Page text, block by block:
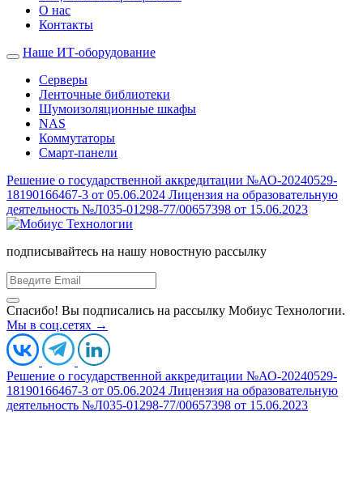
О нас
Контакты
Наше ИТ-оборудование
Серверы
Ленточные библиотеки
Шумоизоляционные шкафы
NAS
Коммутаторы
Смарт-панели
Решение о государственной аккредитации №АО-20240529-
18190166467-3 от 05.06.2024 Лицензия на образовательную
деятельность №Л035-01298-77/00657398 от 15.06.2023
подписывайтесь на нашу новостную рассылку
Спасибо! Вы подписались на рассылку Мобиус Технологии.
Мы в соц.сетях →
Решение о государственной аккредитации №АО-20240529-
18190166467-3 от 05.06.2024 Лицензия на образовательную
деятельность №Л035-01298-77/00657398 от 15.06.2023